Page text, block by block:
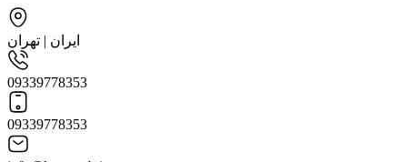
ایران | تهران
09339778353
09339778353